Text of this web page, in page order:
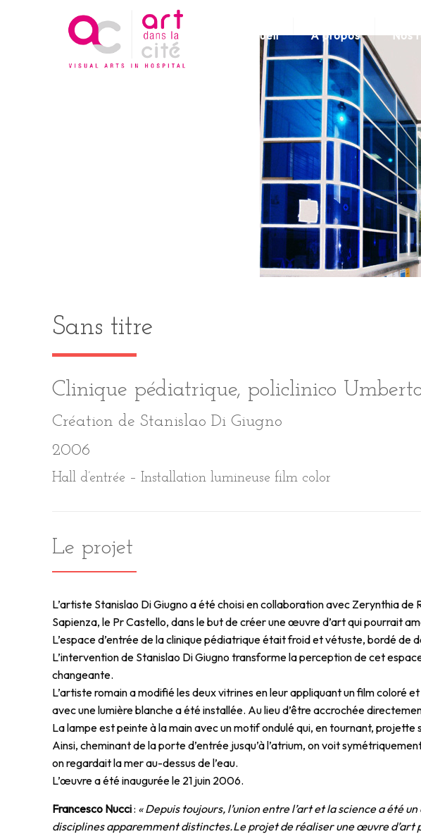
Accueil A propos Nos
Sans titre
Clinique pédiatrique, policlinico
Création de Stanislao Di Giugno
2006
Hall d’entrée – Installation lumineuse film color
Le projet
L’artiste Stanislao Di Giugno a été choisi en collaboration avec Zerynthia
Sapienza, le Pr Castello, dans le but de créer une œuvre d’art qui pourrait
L’espace d’entrée de la clinique pédiatrique était froid et vétuste, bordé de
L’intervention de Stanislao Di Giugno transforme la perception de cet
changeante.
L’artiste romain a modifié les deux vitrines en leur appliquant un film
avec une lumière blanche a été installée. Au lieu d’être accrochée
La lampe est peinte à la main avec un motif ondulé qui, en tournant,
Ainsi, cheminant de la porte d’entrée jusqu’à l’atrium, on voit
on regardait la mer au-dessus de l’eau.
L’œuvre a été inaugurée le 21 juin 2006.
Francesco Nucci: « Depuis toujours, l’union entre l’art et la science a été
disciplines apparemment distinctes.Le projet de réaliser une œuvre